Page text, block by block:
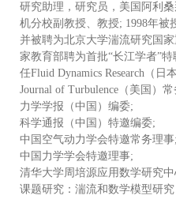
研究助理，研究员，美国阿利
机分校副教授、教授; 1998年被
并被聘为北京大学湍流研究国
家教育部聘为首批“长江学者”特
任Fluid Dynamics Research（日
Journal of Turbulence（美国）
力学学报（中国）编委;
科学通报（中国）特邀编委;
中国空气动力学会特邀常务理事;
中国力学学会特邀理事;
清华大学周培源应用数学研究
课题研究：湍流和数学模型研究